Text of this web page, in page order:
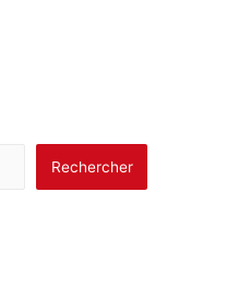
Rechercher